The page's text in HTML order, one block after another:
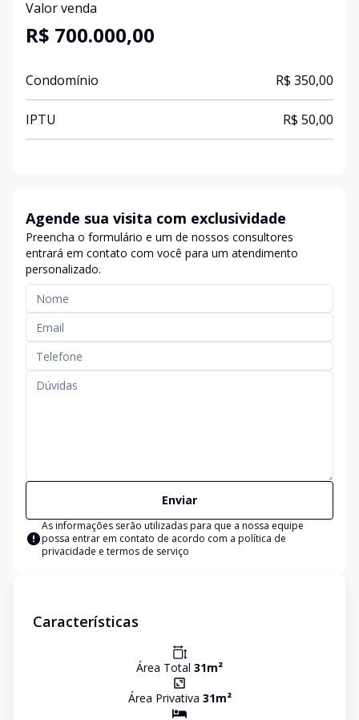
Valor venda
R$ 700.000,00
Condomínio R$ 350,00
IPTU R$ 50,00
Agende sua visita com exclusividade
Preencha o formulário e um de nossos consultores
entrará em contato com você para um atendimento
personalizado.
Enviar
As informações serão utilizadas para que a nossa equipe
possa entrar em contato de acordo com a política de
privacidade e termos de serviço
Características
Área Total 31m²
Área Privativa 31m²